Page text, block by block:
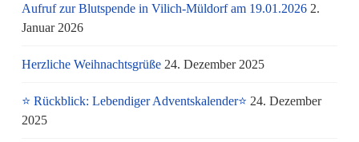
Aufruf zur Blutspende in Vilich-Müldorf am 19.01.2026 2.
Januar 2026
Herzliche Weihnachtsgrüße 24. Dezember 2025
⭐ Rückblick: Lebendiger Adventskalender⭐ 24. Dezember
2025